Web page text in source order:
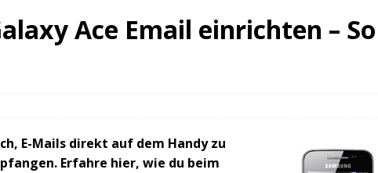
Ace Email einrichten – So
E-Mails direkt auf dem Handy zu
Erfahre hier, wie du beim